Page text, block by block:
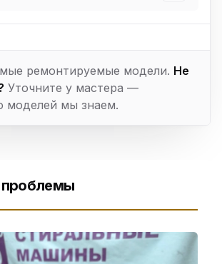
ремонтируемые модели. Не
Уточните у мастера —
моделей мы знаем.